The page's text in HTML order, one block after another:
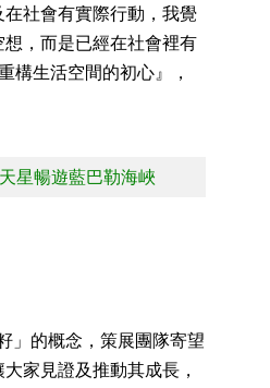
社會有實際行動，我覺
，而是已經在社會裡有
生活空間的初心』，
星暢遊藍巴勒海峽
」的概念，策展團隊寄望
家見證及推動其成長，